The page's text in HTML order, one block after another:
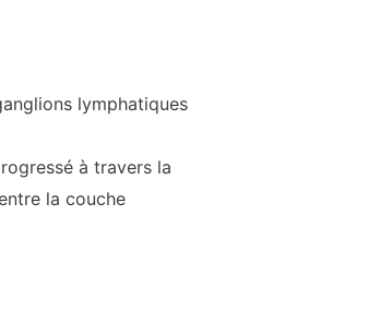
lymphatiques
à travers la
la couche